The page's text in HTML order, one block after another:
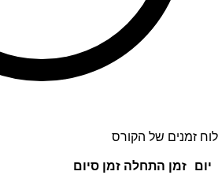
לוח זמנים של הקורס
יום זמן התחלה זמן סיום